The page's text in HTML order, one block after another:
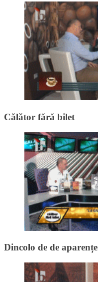
Călător fără bilet
Dincolo de de aparențe